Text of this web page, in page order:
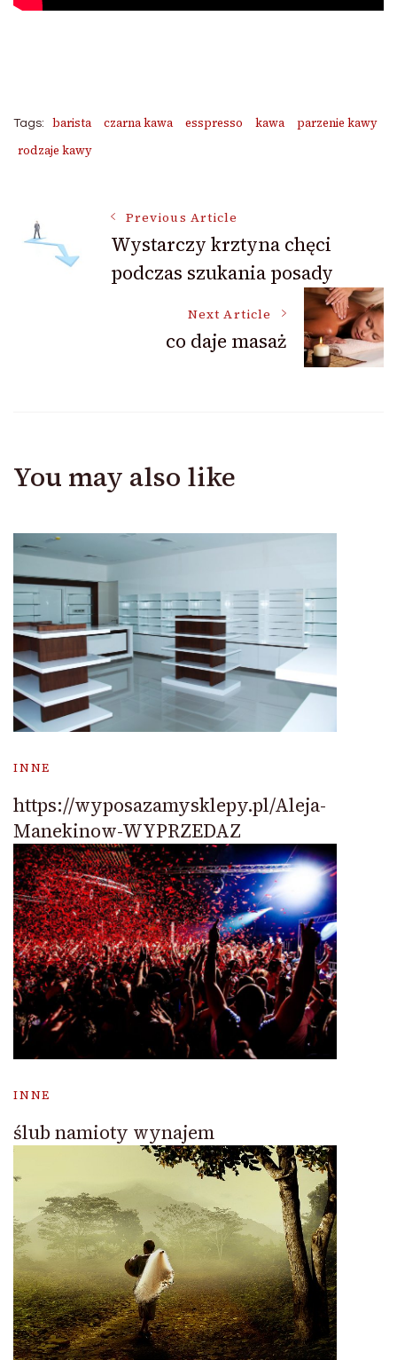
Tags: barista czarna kawa esspresso kawa
parzenie kawy
rodzaje kawy
Post
Navigation
Previous Article
Wystarczy krztyna chęci
podczas szukania posady
Next Article
co daje masaż
You may also like
INNE
https://wyposazamysklepy.pl/Aleja-
Manekinow-WYPRZEDAZ
INNE
ślub namioty wynajem